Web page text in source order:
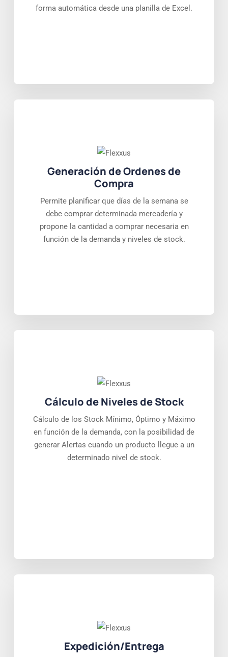
forma automática desde una planilla de Excel.
Generación de Ordenes de
Compra
Permite planificar que días de la semana se
debe comprar determinada mercadería y
propone la cantidad a comprar necesaria en
función de la demanda y niveles de stock.
Cálculo de Niveles de Stock
Cálculo de los Stock Mínimo, Óptimo y Máximo
en función de la demanda, con la posibilidad de
generar Alertas cuando un producto llegue a un
determinado nivel de stock.
Expedición/Entrega